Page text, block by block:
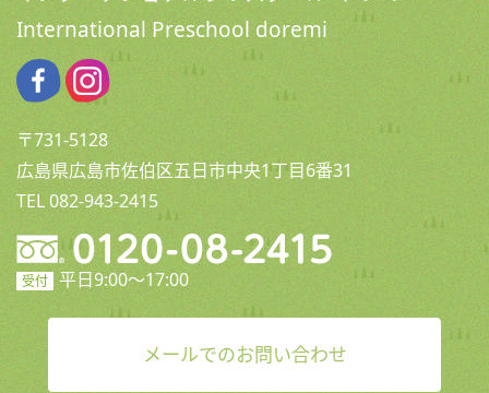
International Preschool doremi
〒731-5128
広島県広島市佐伯区五日市中央1丁目6番31
TEL 082-943-2415
受付 平日9:00〜17:00
メールでのお問い合わせ